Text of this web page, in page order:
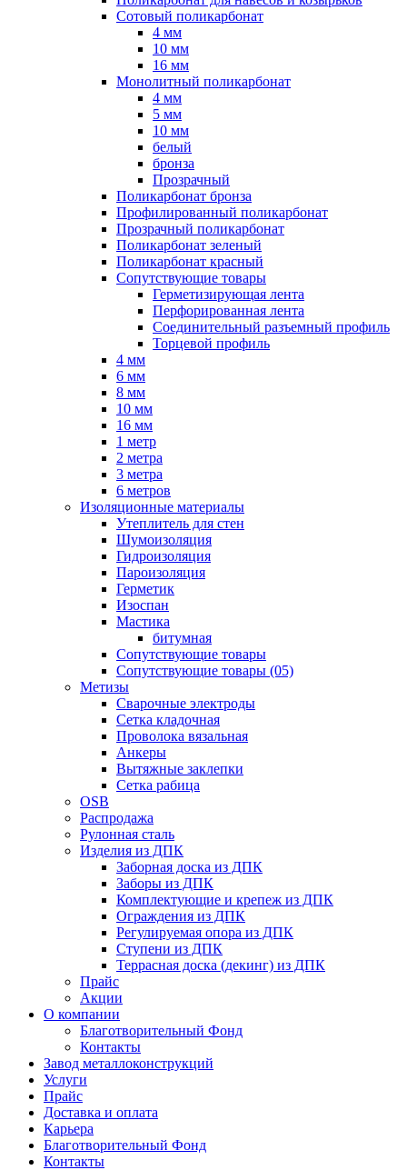
Сотовый поликарбонат
4 мм
10 мм
16 мм
Монолитный поликарбонат
4 мм
5 мм
10 мм
белый
бронза
Прозрачный
Поликарбонат бронза
Профилированный поликарбонат
Прозрачный поликарбонат
Поликарбонат зеленый
Поликарбонат красный
Сопутствующие товары
Герметизирующая лента
Перфорированная лента
Соединительный разъемный профиль
Торцевой профиль
4 мм
6 мм
8 мм
10 мм
16 мм
1 метр
2 метра
3 метра
6 метров
Изоляционные материалы
Утеплитель для стен
Шумоизоляция
Гидроизоляция
Пароизоляция
Герметик
Изоспан
Мастика
битумная
Сопутствующие товары
Сопутствующие товары (05)
Метизы
Сварочные электроды
Сетка кладочная
Проволока вязальная
Анкеры
Вытяжные заклепки
Сетка рабица
OSB
Распродажа
Рулонная сталь
Изделия из ДПК
Заборная доска из ДПК
Заборы из ДПК
Комплектующие и крепеж из ДПК
Ограждения из ДПК
Регулируемая опора из ДПК
Ступени из ДПК
Террасная доска (декинг) из ДПК
Прайс
Акции
О компании
Благотворительный Фонд
Контакты
Завод металлоконструкций
Услуги
Прайс
Доставка и оплата
Карьера
Благотворительный Фонд
Контакты